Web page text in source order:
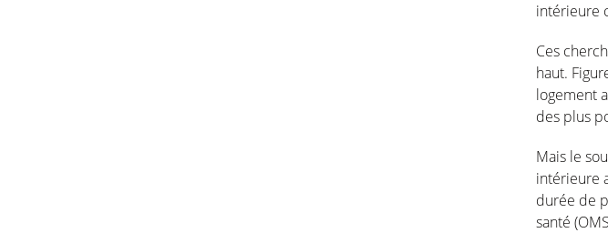
intérieure
Ces
haut.
logement
des plus
Mais le
intérieure
durée de
santé